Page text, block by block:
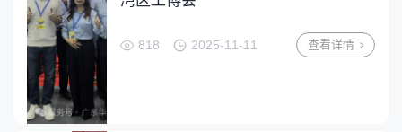
818 2025-11-11 查看详情